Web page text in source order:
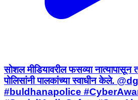
सोशल मीडियावरील फसव्या
पोलिसांनी पालकांच्या स्वाधीन केले.
#buldhanapolice